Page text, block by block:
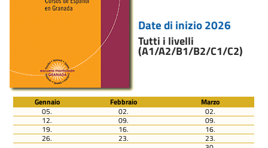
Date di inizio 2026
Tutti i livelli
(A1/A2/B1/B2/C1/C2)
Gennaio Febbraio
Marzo
05.
02. 02.
12. 09. 09.
19. 16. 16.
26. 23. 23.